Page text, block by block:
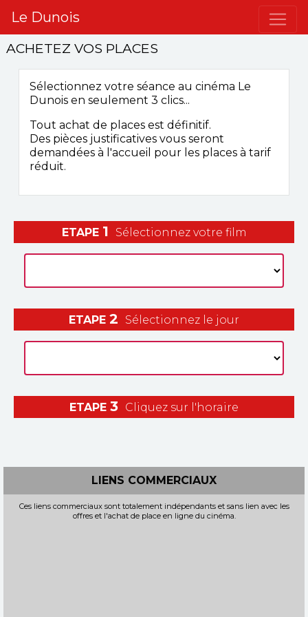
Le Dunois
ACHETEZ VOS PLACES
Sélectionnez votre séance au cinéma Le
Dunois en seulement 3 clics...
Tout achat de places est définitif.
Des pièces justificatives vous seront
demandées à l'accueil pour les places à tarif
réduit.
ETAPE 1 Sélectionnez votre film
ETAPE 2 Sélectionnez le jour
ETAPE 3 Cliquez sur l'horaire
LIENS COMMERCIAUX
Ces liens commerciaux sont totalement indépendants et sans lien avec les
offres et l'achat de place en ligne du cinéma.